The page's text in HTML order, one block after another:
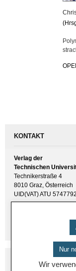
KONTAKT
Verlag der
Technischen
Technikerstraße 4
8010 Graz, Österreich
UID(VAT) ATU
Nur
Wir